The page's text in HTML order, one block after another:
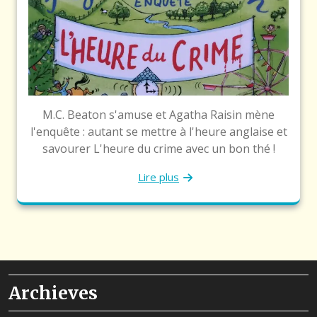
M.C. Beaton s'amuse et Agatha Raisin mène
l'enquête : autant se mettre à l'heure anglaise et
savourer L'heure du crime avec un bon thé !
Lire plus
Archieves